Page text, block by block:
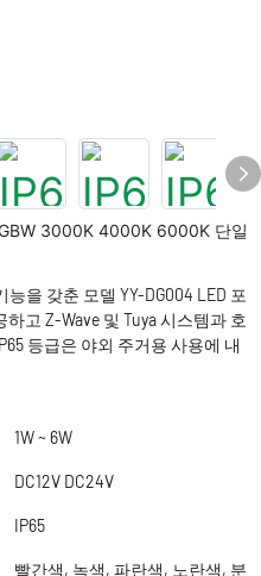
3000K 4000K 6000K 단일
능을 갖춘 모델 YY-DG004 LED 포
고 Z-Wave 및 Tuya 시스템과 호
등급은 야외 주거용 사용에 내
1W ~ 6W
DC12V DC24V
IP65
빨간색, 녹색, 파란색, 노란색, 분